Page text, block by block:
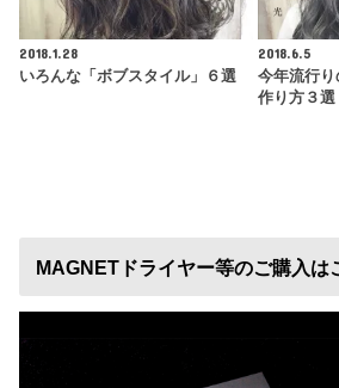
2018.1.28
いろんな「ボブスタイル」６選
2018.6.5
今年流行り
作り方３選
MAGNETドライヤー等のご購入は